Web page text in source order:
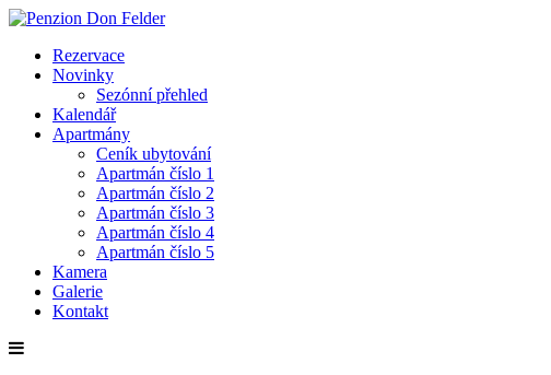
Rezervace
Novinky
Sezónní přehled
Kalendář
Apartmány
Ceník ubytování
Apartmán číslo 1
Apartmán číslo 2
Apartmán číslo 3
Apartmán číslo 4
Apartmán číslo 5
Kamera
Galerie
Kontakt